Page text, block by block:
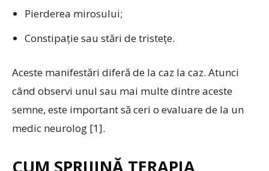
Pierderea mirosului;
Constipație sau stări de tristețe.
Aceste manifestări diferă de la caz la caz. Atunci
când observi unul sau mai multe dintre aceste
semne, este important să ceri o evaluare de la un
medic neurolog [1].
CUM SPRIJINĂ TERAPIA